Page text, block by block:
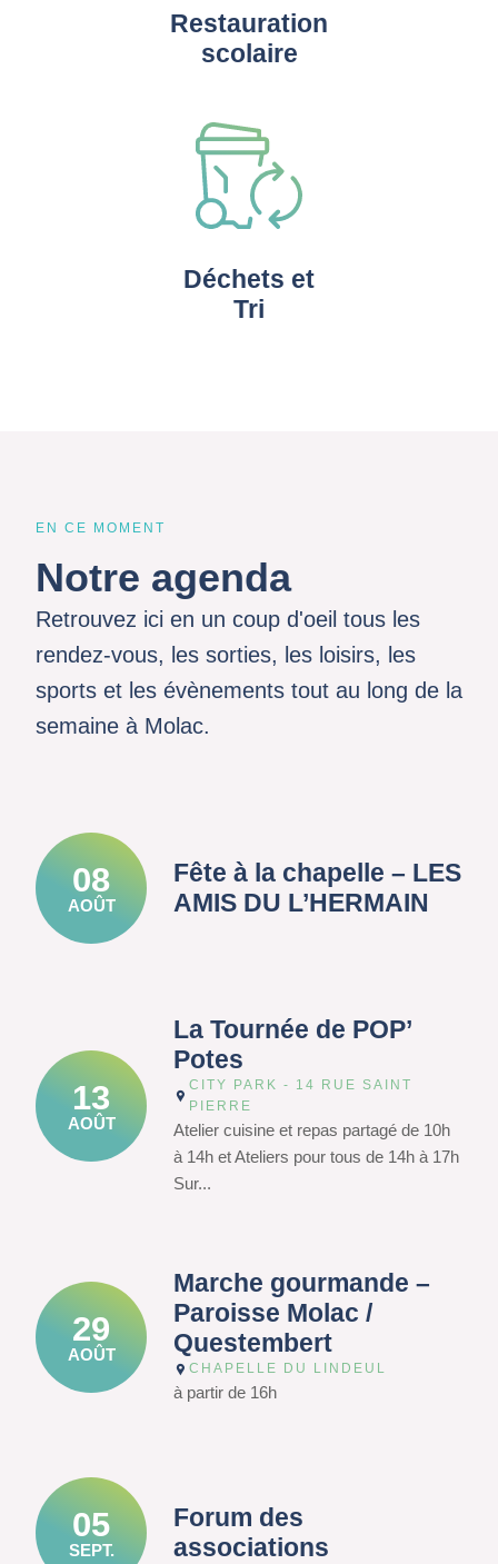
Restauration
scolaire
Déchets et
Tri
EN CE MOMENT
Notre agenda
Retrouvez ici en un coup d'oeil tous les
rendez-vous, les sorties, les loisirs, les
sports et les évènements tout au long de la
semaine à Molac.
08
AOÛT
Fête à la chapelle – LES
AMIS DU L’HERMAIN
13
AOÛT
La Tournée de POP’
Potes
CITY PARK - 14 RUE SAINT
PIERRE
Atelier cuisine et repas partagé de 10h
à 14h et Ateliers pour tous de 14h à 17h
Sur...
29
AOÛT
Marche gourmande –
Paroisse Molac /
Questembert
CHAPELLE DU LINDEUL
à partir de 16h
05
SEPT.
Forum des
associations